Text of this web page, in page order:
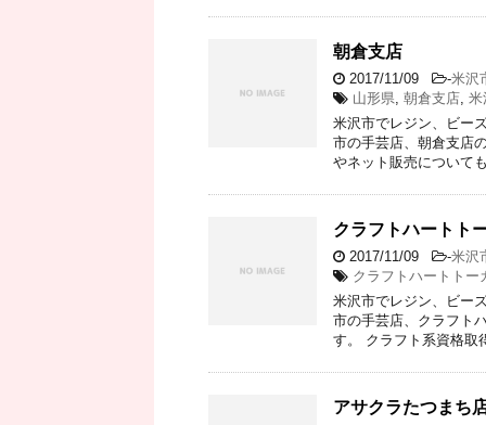
朝倉支店
2017/11/09 -米沢
山形県, 朝倉支店, 米
米沢市でレジン、ビー
市の手芸店、朝倉支店
やネット販売について
クラフトハートト
2017/11/09 -米沢
クラフトハートトー
米沢市でレジン、ビー
市の手芸店、クラフト
す。 クラフト系資格
アサクラたつまち